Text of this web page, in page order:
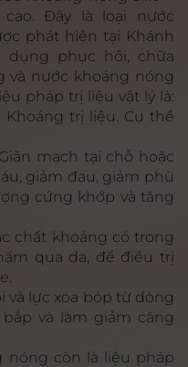
Đây là loại nước
phát hiện tại Khánh
dụng phục hồi, chữa
và nước khoáng nóng
pháp trị liệu vật lý là:
trị liệu. Cụ thể
mạch tại chỗ hoặc
giảm đau, giảm phù
cứng khớp và tăng
chất khoáng có trong
qua da, để điều trị
và lực xoa bóp từ dòng
và làm giảm căng
nóng còn là liệu pháp